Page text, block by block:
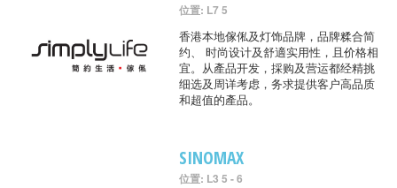
位置: L7 5
香港本地傢俬及灯饰品牌，品牌糅合简
约、 时尚设计及舒適实用性，且价格相
宜。从產品开发，採购及营运都经精挑
细选及周详考虑，务求提供客户高品质
和超值的產品。
SINOMAX
位置: L3 5 - 6